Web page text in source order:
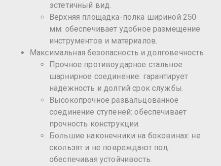
эстетичный вид.
Верхняя площадка-полка шириной 250
мм: обеспечивает удобное размещение
инструментов и материалов.
Максимальная безопасность и долговечность:
Прочное противоударное стальное
шарнирное соединение: гарантирует
надежность и долгий срок службы.
Высокопрочное развальцованное
соединение ступеней: обеспечивает
прочность конструкции.
Большие наконечники на боковинах: не
скользят и не повреждают пол,
обеспечивая устойчивость.